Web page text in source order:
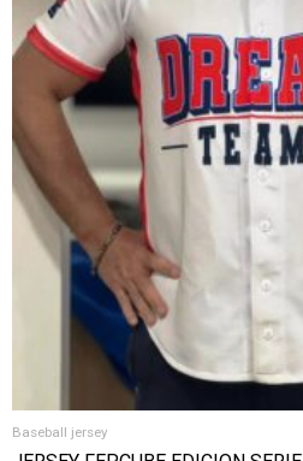
Baseball jersey
$35.00.$25.00.